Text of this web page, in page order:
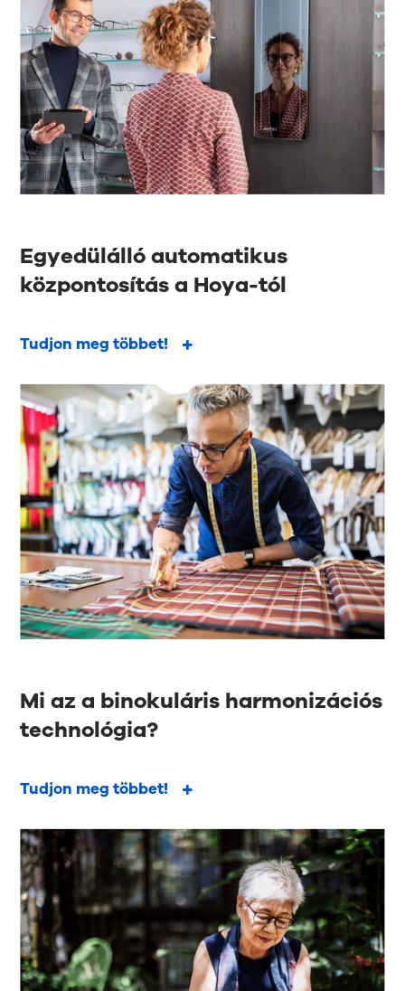
Egyedülálló automatikus
központosítás a Hoya-tól
Tudjon meg többet!
Mi az a binokuláris harmonizációs
technológia?
Tudjon meg többet!